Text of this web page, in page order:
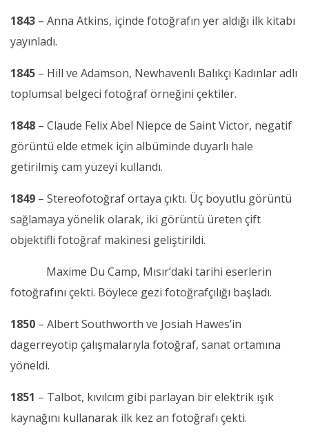
1843 – Anna Atkins, içinde fotoğrafın yer aldığı ilk kitabı
yayınladı.
1845 – Hill ve Adamson, Newhavenlı Balıkçı Kadınlar adlı
toplumsal belgeci fotoğraf örneğini çektiler.
1848 – Claude Felix Abel Niepce de Saint Victor, negatif
görüntü elde etmek için albüminde duyarlı hale
getirilmiş cam yüzeyi kullandı.
1849 – Stereofotoğraf ortaya çıktı. Üç boyutlu görüntü
sağlamaya yönelik olarak, iki görüntü üreten çift
objektifli fotoğraf makinesi geliştirildi.
Maxime Du Camp, Mısır’daki tarihi eserlerin
fotoğrafını çekti. Böylece gezi fotoğrafçılığı başladı.
1850 – Albert Southworth ve Josiah Hawes’in
dagerreyotip çalışmalarıyla fotoğraf, sanat ortamına
yöneldi.
1851 – Talbot, kıvılcım gibi parlayan bir elektrik ışık
kaynağını kullanarak ilk kez an fotoğrafı çekti.